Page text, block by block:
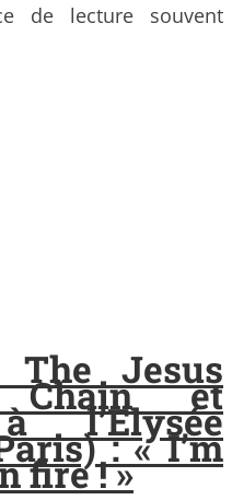
de lecture souvent
The Jesus
et
l’Elysée
: « I’m
fire ! »